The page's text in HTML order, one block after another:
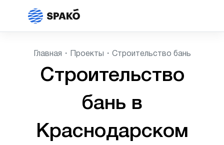
Главная Проекты Строительство бань
Строительство
бань в
Краснодарском